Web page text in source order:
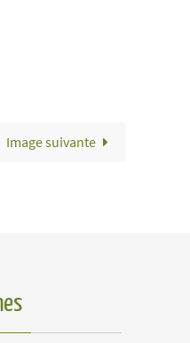
Image suivante